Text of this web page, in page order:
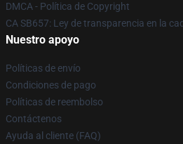
DMCA - Política de Copyright
CA SB657: Ley de transparencia en la
Nuestro apoyo
Políticas de envío
Condiciones de pago
Políticas de reembolso
Contáctenos
Ayuda al cliente (FAQ)